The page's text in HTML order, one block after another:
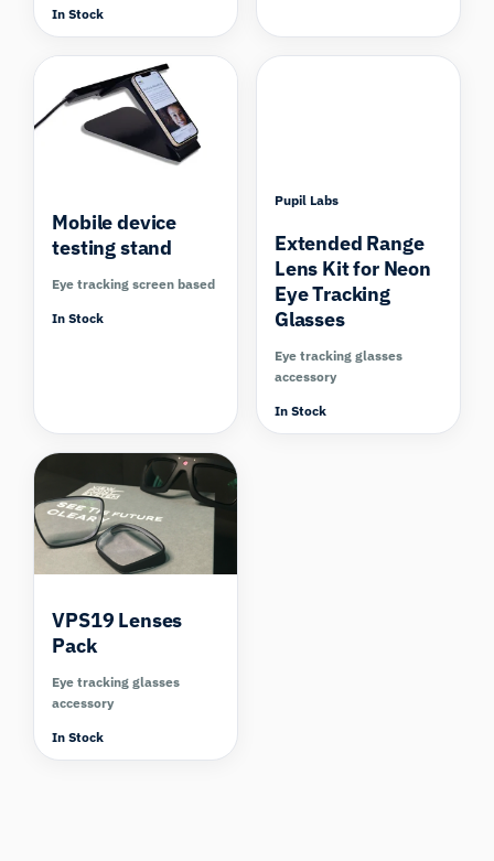
In Stock
Mobile device
testing stand
Eye tracking screen based
In Stock
Pupil Labs
Extended Range
Lens Kit for Neon
Eye Tracking
Glasses
Eye tracking glasses
accessory
In Stock
VPS19 Lenses
Pack
Eye tracking glasses
accessory
In Stock